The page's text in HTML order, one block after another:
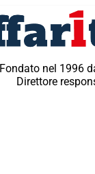
Fondato nel 1996
Direttore